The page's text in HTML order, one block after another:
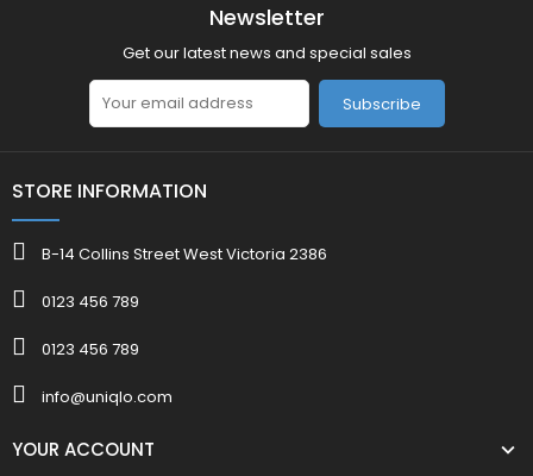
Newsletter
Get our latest news and special sales
Subscribe
STORE INFORMATION
B-14 Collins Street West Victoria 2386
0123 456 789
0123 456 789
info@uniqlo.com
YOUR ACCOUNT